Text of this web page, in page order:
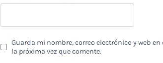
Guarda mi nombre, correo electrónico y web en
la próxima vez que comente.